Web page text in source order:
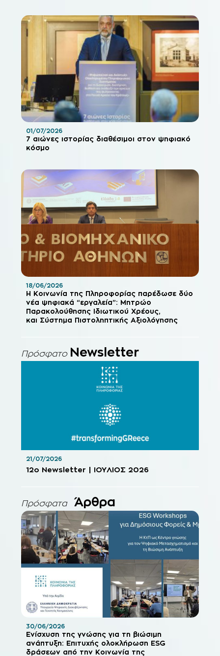
7 αιώνες ιστορίας διαθέσιμοι στον ψηφιακό
κόσμο
01/07/2026
Η Κοινωνία της Πληροφορίας παρέδωσε δύο
νέα ψηφιακά “εργαλεία”: Μητρώο
Παρακολούθησης Ιδιωτικού Χρέους,
και Σύστημα Πιστοληπτικής Αξιολόγησης
18/06/2026
Πρόσφατο Newsletter
12o Newsletter | ΙΟΥΛΙΟΣ 2026
21/07/2026
Πρόσφατα Άρθρα
Ενίσχυση της γνώσης για τη βιώσιμη
ανάπτυξη: Επιτυχής ολοκλήρωση ESG
δράσεων από την Κοινωνία της
30/06/2026